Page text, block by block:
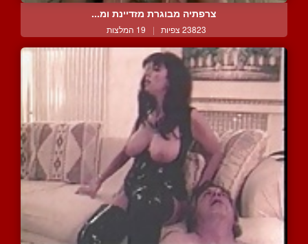
צרפתיה מבוגרת מזדיינת ומ...
23823 צפיות | 19 המלצות